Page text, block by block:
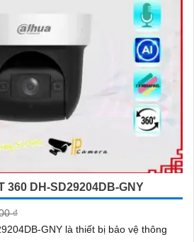
360 DH-SD29204DB-GNY
₫
GNY là thiết bị bảo vệ thông